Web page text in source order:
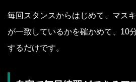
毎回スタンスからはじめて、マス
が一致しているかを確かめて、10
するだけです。